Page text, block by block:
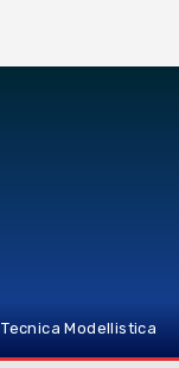
Tecnica Modellistica